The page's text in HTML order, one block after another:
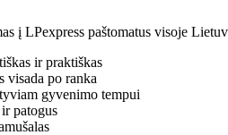
į LPexpress paštomatus visoje
ir praktiškas
visada po ranka
gyvenimo tempui
patogus